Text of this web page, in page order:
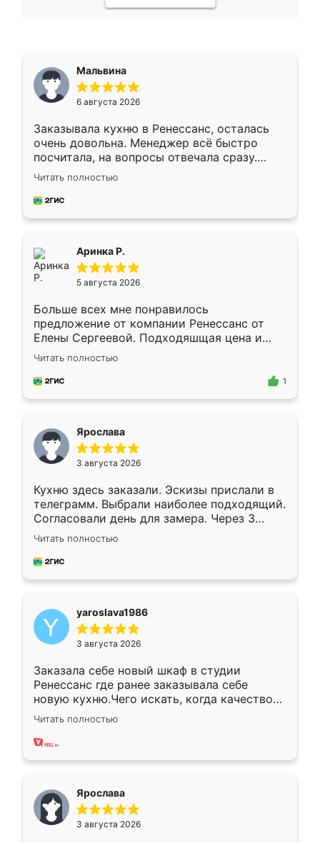
Мальвина
6 августа 2026
Заказывала кухню в Ренессанс, осталась
очень довольна. Менеджер всё быстро
посчитала, на вопросы отвечала сразу.
Замерщик приехал в субботу, подошёл к
делу со всей ответственностью. Собрали
за день, ребята работали аккуратно, даже
Читать полностью
Аринка Р.
5 августа 2026
Больше всех мне понравилось
предложение от компании Ренессанс от
Елены Сергеевой. Подходяшщая цена и
короткие сроки изготовления. Приехавший
для замера сотрудник Владислав
предложил по моему эскизу самый
Читать полностью
1
Ярослава
3 августа 2026
Кухню здесь заказали. Эскизы прислали в
телеграмм. Выбрали наиболее подходящий.
Согласовали день для замера. Через 3
недели кухня была уже готова. Остались
довольны работой. Спасибо Ренессанс
мебель за качественную работу!
Читать полностью
yaroslava1986
3 августа 2026
Заказала себе новый шкаф в студии
Ренессанс где ранее заказывала себе
новую кухню.Чего искать, когда качеством
вполне довольна. Служит кухня уже почти
два года, нареканий нет.
Читать полностью
Ярослава
3 августа 2026